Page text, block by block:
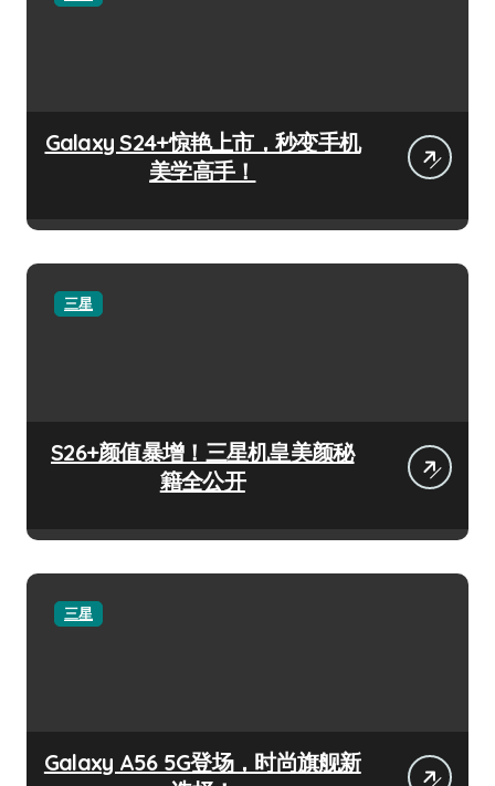
Galaxy S24+惊艳上市，秒变手机
美学高手！
三星
S26+颜值暴增！三星机皇美颜秘
籍全公开
三星
Galaxy A56 5G登场，时尚旗舰新